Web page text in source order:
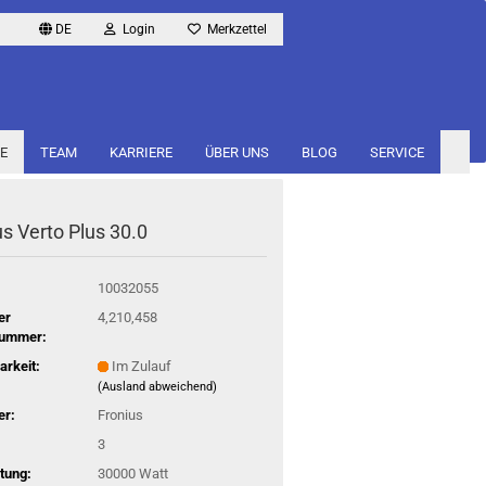
DE Login Merkzettel
TEAM KARRIERE ÜBER UNS BLOG SERVICE
Verto Plus 30.0
10032055
4,210,458
Im Zulauf
(Ausland abweichend)
Fronius
3
30000 Watt